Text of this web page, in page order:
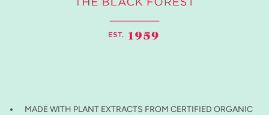
MADE WITH PLANT EXTRACTS FROM CERTIFIED ORGANIC